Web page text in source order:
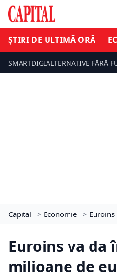
ȘTIRI DE ULTIMĂ ORĂ
SMARTDIGIALTERNATIVE FĂRĂ
Capital > Economie >
Euroins va da
milioane de